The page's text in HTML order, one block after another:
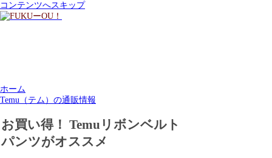
コンテンツへスキップ
ホーム
Temu（テム）の通販情報
お買い得！ Temuリボンベルト
パンツがオススメ